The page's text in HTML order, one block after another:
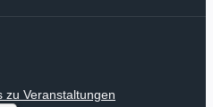
zu Veranstaltungen